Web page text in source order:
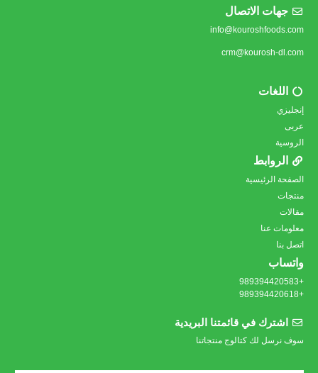
جهات الاتصال
info@kouroshfoods.com
crm@kourosh-dl.com
اللغات
إنجليزي
عربى
الروسية
الروابط
الصفحة الرئيسية
منتجات
مقالات
معلومات عنا
اتصل بنا
واتساب
+989394420583
+989394420618
اشترك في قائمتنا البريدية
سوف نرسل لك كتالوج منتجاتنا